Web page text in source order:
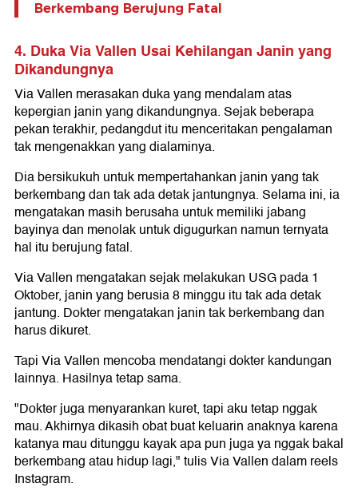
Berkembang Berujung Fatal
4. Duka Via Vallen Usai Kehilangan Janin yang
Dikandungnya
Via Vallen merasakan duka yang mendalam atas
kepergian janin yang dikandungnya. Sejak beberapa
pekan terakhir, pedangdut itu menceritakan pengalaman
tak mengenakkan yang dialaminya.
Dia bersikukuh untuk mempertahankan janin yang tak
berkembang dan tak ada detak jantungnya. Selama ini, ia
mengatakan masih berusaha untuk memiliki jabang
bayinya dan menolak untuk digugurkan namun ternyata
hal itu berujung fatal.
Via Vallen mengatakan sejak melakukan USG pada 1
Oktober, janin yang berusia 8 minggu itu tak ada detak
jantung. Dokter mengatakan janin tak berkembang dan
harus dikuret.
Tapi Via Vallen mencoba mendatangi dokter kandungan
lainnya. Hasilnya tetap sama.
"Dokter juga menyarankan kuret, tapi aku tetap nggak
mau. Akhirnya dikasih obat buat keluarin anaknya karena
katanya mau ditunggu kayak apa pun juga ya nggak bakal
berkembang atau hidup lagi," tulis Via Vallen dalam reels
Instagram.